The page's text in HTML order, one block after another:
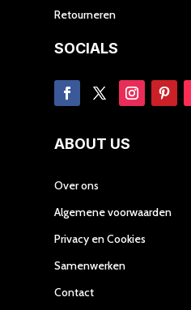
Retourneren
SOCIALS
ABOUT US
Over ons
Algemene voorwaarden
Privacy en Cookies
Samenwerken
Contact